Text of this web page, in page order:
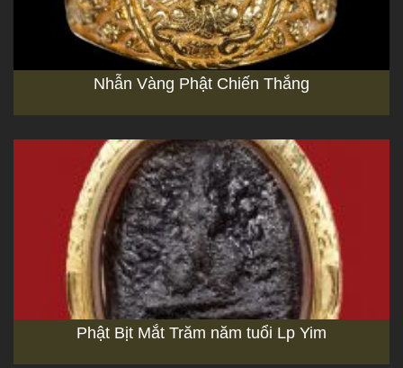
Nhẫn Vàng Phật Chiến Thắng
Phật Bịt Mắt Trăm năm tuổi Lp Yim